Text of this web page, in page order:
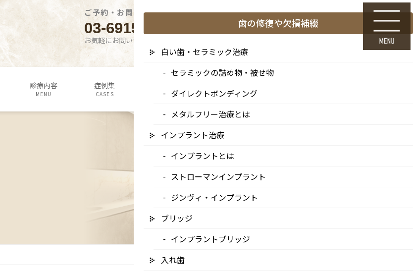
ご予約・お問い合わせはこちら
03-6915-1315
お気軽にお問い合わせください
24時間Web初診予約
採用エントリー
診療内容
MENU
症例集
CASES Q&A FEE
歯の修復や欠損補綴
白い歯・セラミック治療
セラミックの詰め物・被せ物
ダイレクトボンディング
メタルフリー治療とは
インプラント治療
インプラントとは
ストローマンインプラント
ジンヴィ・インプラント
ブリッジ
インプラントブリッジ
入れ歯